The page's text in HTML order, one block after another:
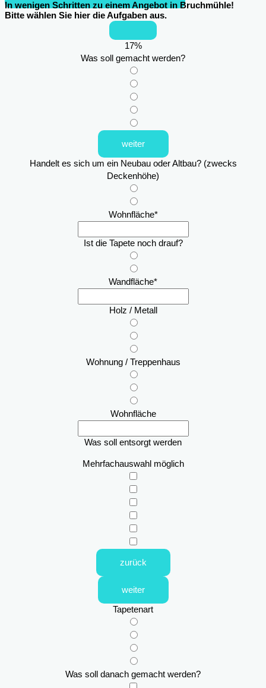
In wenigen Schritten zu einem Angebot in Bruchmühle!
Bitte wählen Sie hier die Aufgaben aus.
17%
Was soll gemacht werden?
weiter
Handelt es sich um ein Neubau oder Altbau? (zwecks
Deckenhöhe)
Wohnfläche*
Ist die Tapete noch drauf?
Wandfläche*
Holz / Metall
Wohnung / Treppenhaus
Wohnfläche
Was soll entsorgt werden
Mehrfachauswahl möglich
zurück
weiter
Tapetenart
Was soll danach gemacht werden?